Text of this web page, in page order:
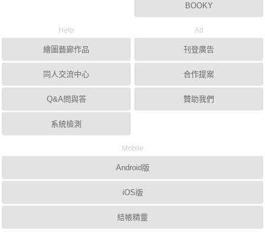
BOOKY
Help
繪圖藝廊作品
同人交流中心
Q&A問與答
系統檢測
Ad
刊登廣告
合作提案
贊助我們
Mobile
Android版
iOS版
結帳精靈